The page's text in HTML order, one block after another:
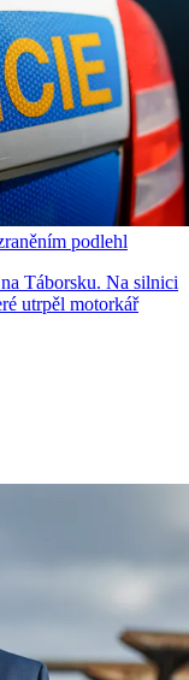
podlehl
Táborsku. Na silnici
utrpěl motorkář